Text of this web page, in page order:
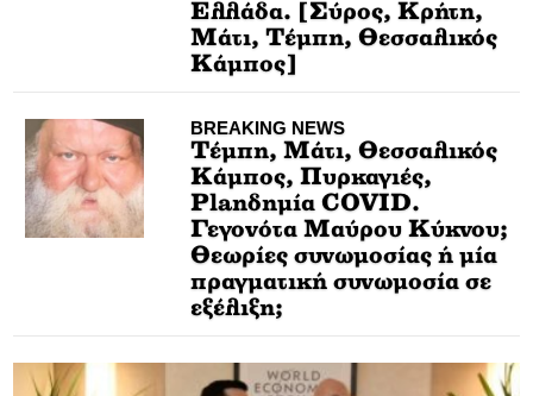
Ελλάδα. [Σύρος, Κρήτη,
Μάτι, Τέμπη, Θεσσαλικός
Κάμπος]
BREAKING NEWS
Τέμπη, Μάτι, Θεσσαλικός
Κάμπος, Πυρκαγιές,
Planδημία COVID.
Γεγονότα Μαύρου Κύκνου;
Θεωρίες συνωμοσίας ή μία
πραγματική συνωμοσία σε
εξέλιξη;